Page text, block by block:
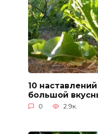
10
большой
0 2.9к.